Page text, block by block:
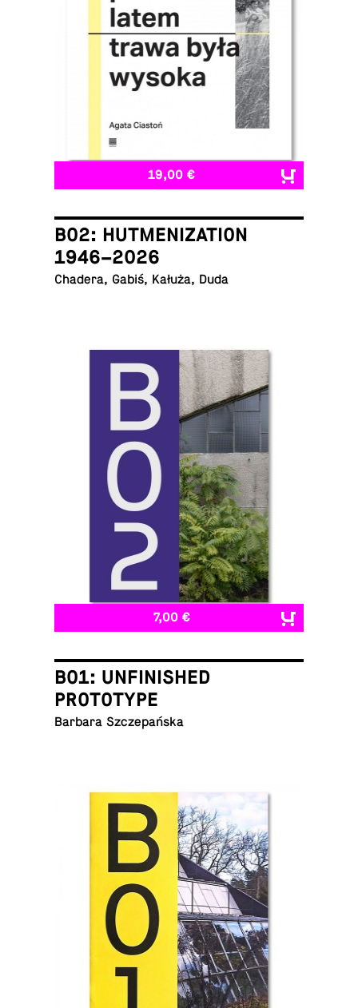
19,00 €
B02: HUTMENIZATION
1946–2026
Chadera, Gabiś, Kałuża, Duda
7,00 €
B01: UNFINISHED
PROTOTYPE
Barbara Szczepańska